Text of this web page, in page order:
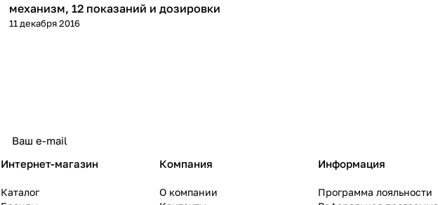
механизм, 12 показаний и дозировки
11 декабря 2016
Интернет-магазин
Каталог
Компания
О компании
Информация
Программа лояльности